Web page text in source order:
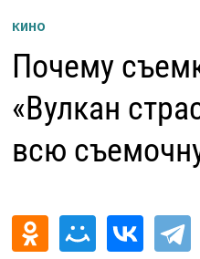
КИНО
Почему
«Вулкан
всю